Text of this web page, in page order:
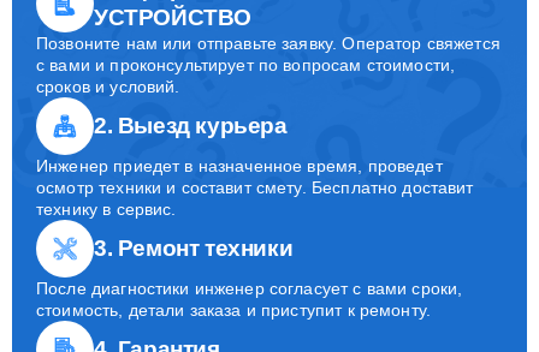
УСТРОЙСТВО
Позвоните нам или отправьте заявку. Оператор свяжется
с вами и проконсультирует по вопросам стоимости,
сроков и условий.
2. Выезд курьера
Инженер приедет в назначенное время, проведет
осмотр техники и составит смету. Бесплатно доставит
технику в сервис.
3. Ремонт техники
После диагностики инженер согласует с вами сроки,
стоимость, детали заказа и приступит к ремонту.